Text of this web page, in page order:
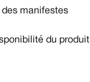
manifestes
du produit